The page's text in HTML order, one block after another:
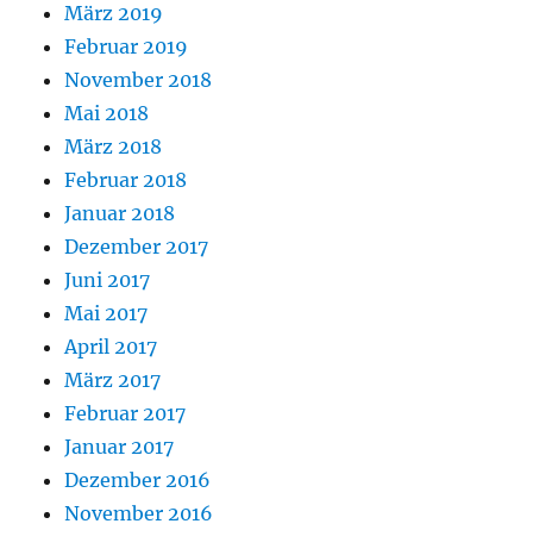
März 2019
Februar 2019
November 2018
Mai 2018
März 2018
Februar 2018
Januar 2018
Dezember 2017
Juni 2017
Mai 2017
April 2017
März 2017
Februar 2017
Januar 2017
Dezember 2016
November 2016